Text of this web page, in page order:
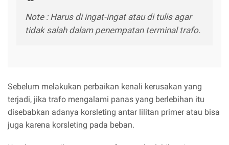
Note : Harus di ingat-ingat atau di tulis agar
tidak salah dalam penempatan terminal trafo.
Sebelum melakukan perbaikan kenali kerusakan yang
terjadi, jika trafo mengalami panas yang berlebihan itu
disebabkan adanya korsleting antar lilitan primer atau bisa
juga karena korsleting pada beban.